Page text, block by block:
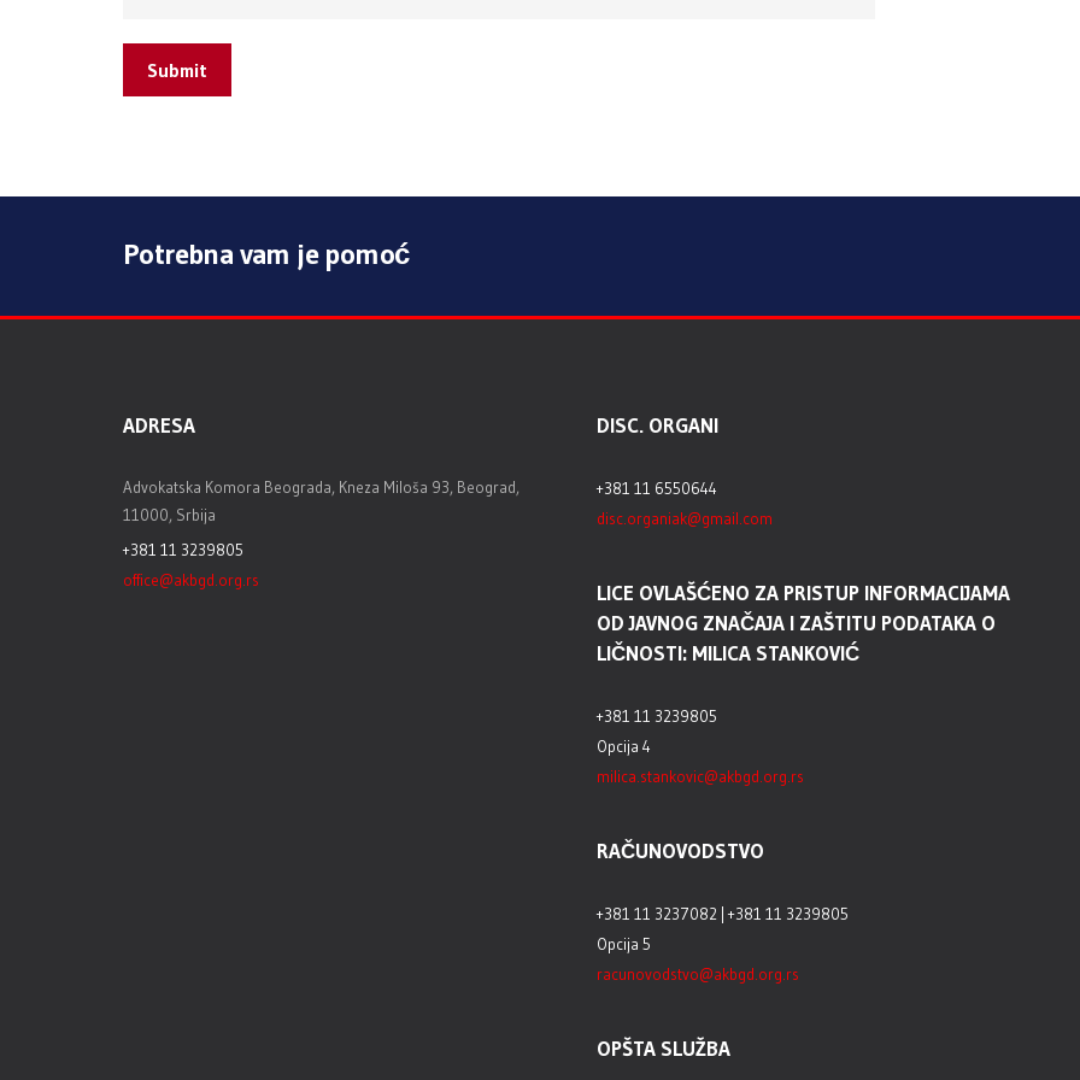
Submit
Potrebna vam je pomoć
ADRESA
Advokatska Komora Beograda, Kneza Miloša 93, Beograd,
11000, Srbija
+381 11 3239805
office@akbgd.org.rs
DISC. ORGANI
+381 11 6550644
disc.organiak@gmail.com
LICE OVLAŠĆENO ZA PRISTUP INFORMACIJAMA
OD JAVNOG ZNAČAJA I ZAŠTITU PODATAKA O
LIČNOSTI: MILICA STANKOVIĆ
+381 11 3239805
Opcija 4
milica.stankovic@akbgd.org.rs
RAČUNOVODSTVO
+381 11 3237082 | +381 11 3239805
Opcija 5
racunovodstvo@akbgd.org.rs
OPŠTA SLUŽBA